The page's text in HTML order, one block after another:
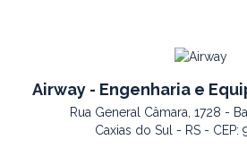
Airway - Engenharia e
Rua General Câmara, 1728 -
Caxias do Sul - RS - CEP: